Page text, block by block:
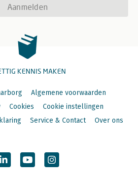
Aanmelden
KENNIS MAKEN
Algemene voorwaarden
Cookies
Cookie instellingen
Service & Contact Over ons